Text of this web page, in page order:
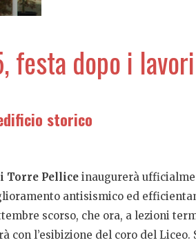
festa dopo i lavori
storico
Torre Pellice inaugurerà
antisismico ed
scorso, che ora, a lezioni
con l’esibizione del coro del